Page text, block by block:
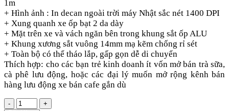
1m
+ Hình ảnh : In decan ngoài trời máy Nhật sắc nét 1400 DPI
+ Xung quanh xe ốp bạt 2 da dày
+ Mặt trên xe và vách ngăn bên trong khung sắt ốp ALU
+ Khung xương sắt vuông 14mm mạ kẽm chống rỉ sét
+ Toàn bộ có thể tháo lắp, gấp gọn dễ di chuyển
Thích hợp: cho các bạn trẻ kinh doanh ít vốn mở bán trà sữa,
cà phê lưu động, hoặc các đại lý muốn mở rộng kênh bán
hàng lưu động xe bán cafe gắn dù
-
+